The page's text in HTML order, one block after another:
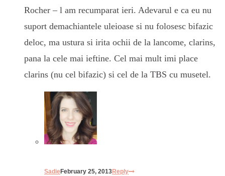
Rocher – l am recumparat ieri. Adevarul e ca eu nu
suport demachiantele uleioase si nu folosesc bifazic
deloc, ma ustura si irita ochii de la lancome, clarins,
pana la cele mai ieftine. Cel mai mult imi place
clarins (nu cel bifazic) si cel de la TBS cu musetel.
SadieFebruary 25, 2013Reply